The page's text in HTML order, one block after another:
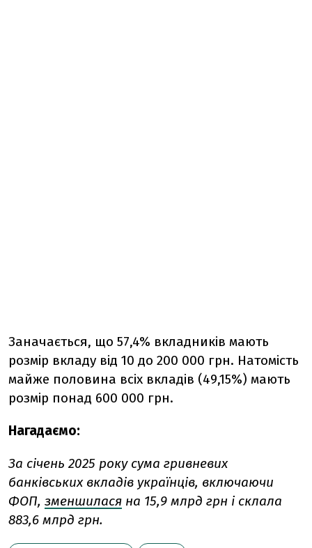
Заначається, що 57,4% вкладників мають
розмір вкладу від 10 до 200 000 грн. Натомість
майже половина всіх вкладів (49,15%) мають
розмір понад 600 000 грн.
Нагадаємо:
За січень 2025 року сума гривневих
банківських вкладів українців, включаючи
ФОП, зменшилася на 15,9 млрд грн і склала
883,6 млрд грн.